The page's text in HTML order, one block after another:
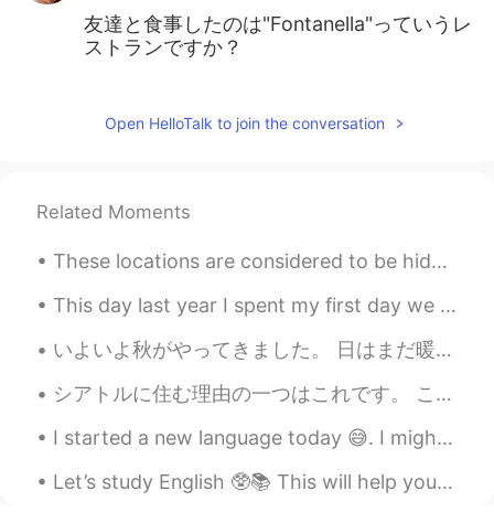
友達と食事したのは"Fontanella"っていうレ
ストランですか？
EN
must be the perfect place on this planet
🌎
アンドレア 2021.02.27 06:41
EN JPKR
@Hydecky
Yeah! You meant to say
"food" not "cousin" right? Cousin has a
different meaning lol. Please visit here if
you plan to come to Malta. Both Day and
Night time 🙂
Hydecky 2021.02.27 05:09
Open HelloTalk to join the conversation
Related Moments
These locations are considered to be hidden gems in the UK because, people rarely visit them 🇬🇧 ...
This day last year I spent my first day we exploring Hiroshima. ☀️ It was a sunny day and not to...
いよいよ秋がやってきました。 日はまだ暖かいです。 葉の色が変わり始めています。 自然の中にいるのはいい日です。 Finally autumn is here. the days are st...
シアトルに住む理由の一つはこれです。 これはマウントレイニアです。南を見るとこの山が見えます。私の家からも山が見えます。 この山を毎日見えるから、当たり前と思ってしまいます。 「ちなみに、...
I started a new language today 😅. I might not study all the time, but I’m interested in learning ...
Let’s study English 🥸📚 This will help you when using the correct tenses. If you have any questi...